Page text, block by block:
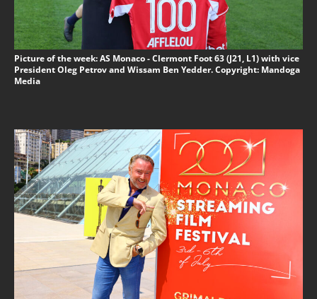
Picture of the week: AS Monaco - Clermont Foot 63 (J21, L1) with vice
President Oleg Petrov and Wissam Ben Yedder. Copyright: Mandoga
Media